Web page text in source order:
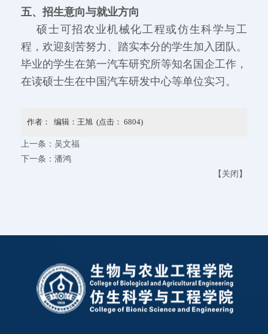
五、招生意向与就业方向
硕士可招农业机械化工程或仿生科学与工
程，欢迎刻苦努力、踏实本分的学生加入团队。
毕业的学生在第一汽车研究所等知名国企工作，
在读硕士生在中国汽车研发中心等单位实习。
作者： 编辑：王旭 (点击： 6804)
上一条： 吴文福
下一条： 潘鸿
【 关闭 】